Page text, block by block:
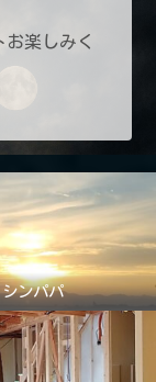
楽しみく
シンパパ